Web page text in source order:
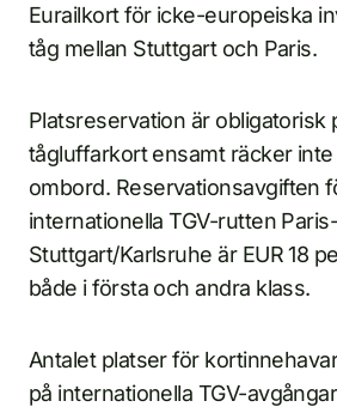
Eurailkort för icke-europeiska
tåg mellan Stuttgart och Paris.
Platsreservation är obligatorisk
tågluffarkort ensamt räcker inte
ombord. Reservationsavgiften
internationella TGV-rutten Paris-
Stuttgart/Karlsruhe är EUR 18
både i första och andra klass.
Antalet platser för
på internationella TGV-